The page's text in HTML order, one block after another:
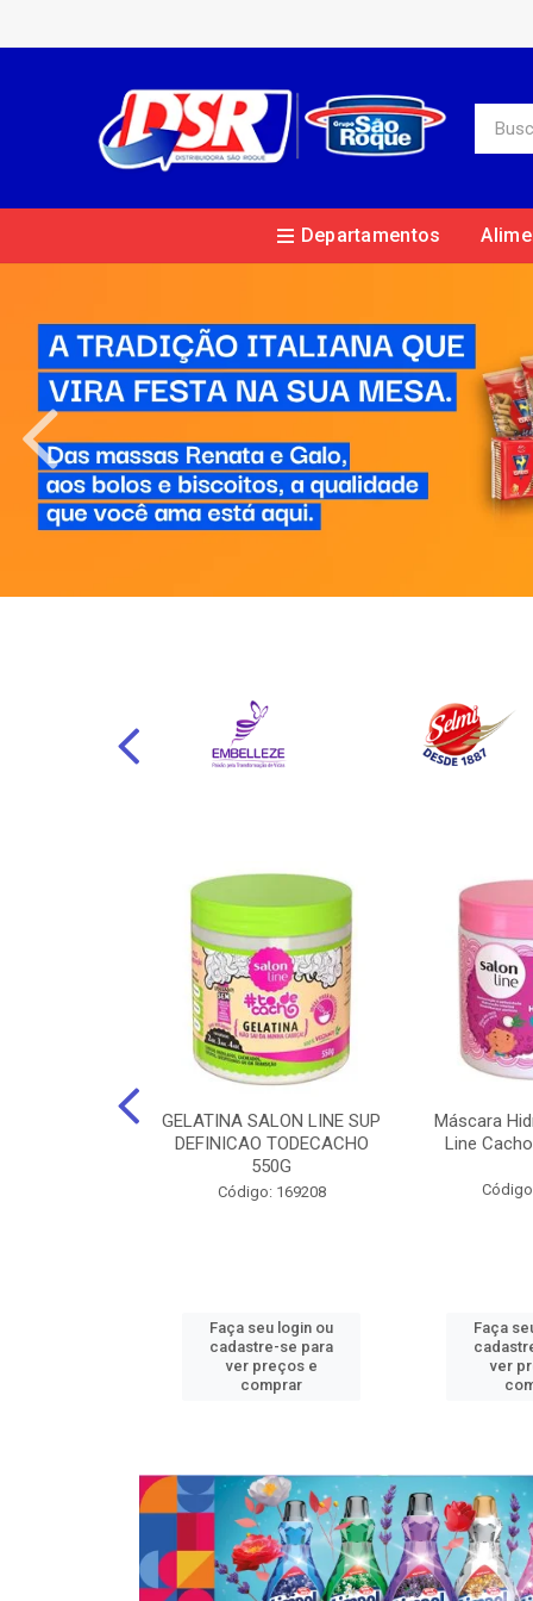
Departamentos
GELATINA SALON LINE SUP
DEFINICAO TODECACHO
550G
Código: 169208
Faça seu login ou
cadastre-se para
ver preços e
comprar
Máscara
Line
Faça
ver